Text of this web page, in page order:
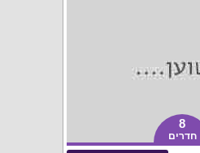
8
חדרים